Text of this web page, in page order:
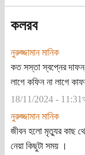
কলরব
নুরুজ্জামান মানিক
কত সস্তা স্বপ্নের
লাগে কফিন না লাগে
18/11/2024 -
নুরুজ্জামান মানিক
জীবন হলো মৃত্যুর কাছ
নেয়া কিছুটা সময় ।